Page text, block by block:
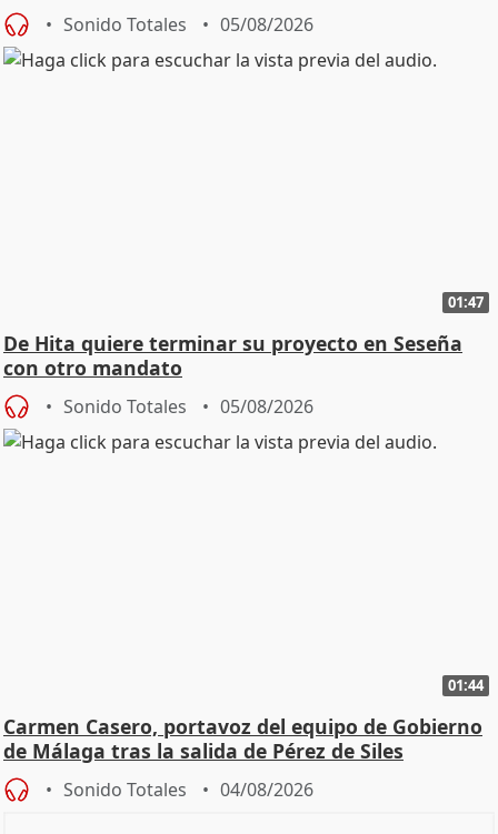
Sonido Totales 05/08/2026
01:47
De Hita quiere terminar su proyecto en Seseña
con otro mandato
Sonido Totales 05/08/2026
01:44
Carmen Casero, portavoz del equipo de Gobierno
de Málaga tras la salida de Pérez de Siles
Sonido Totales 04/08/2026